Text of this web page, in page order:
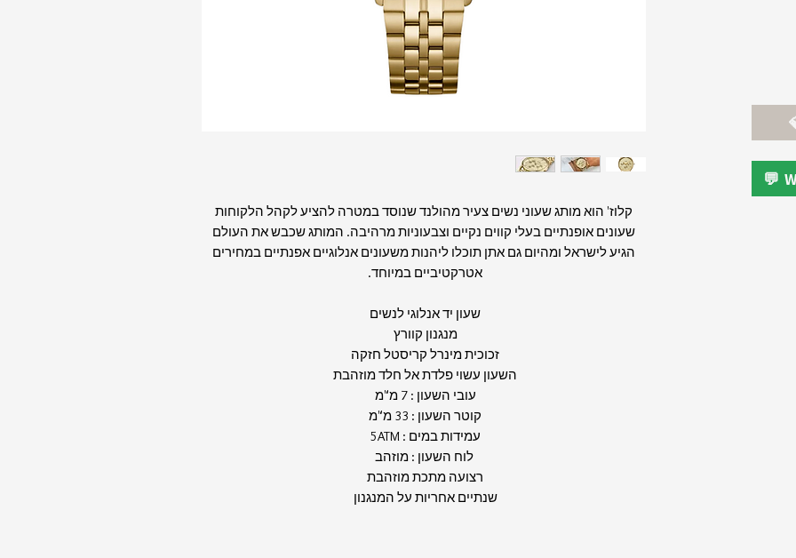
קלוז' הוא מותג שעוני נשים צעיר מהולנד שנוסד במטרה להציע לקהל הלקוחות
שעונים אופנתיים בעלי קווים נקיים וצבעוניות מרהיבה. המותג שכבש את העולם
הגיע לישראל ומהיום גם אתן תוכלו ליהנות משעונים אנלוגיים אפנתיים במחירים
אטרקטיביים במיוחד.
שעון יד אנלוגי לנשים
מנגנון קוורץ
זכוכית מינרל קריסטל חזקה
השעון עשוי פלדת אל חלד מוזהבת
עובי השעון : 7 מ"מ
קוטר השעון : 33 מ"מ
עמידות במים : 5ATM
לוח השעון : מוזהב
רצועה מתכת מוזהבת
שנתיים אחריות על המנגנון